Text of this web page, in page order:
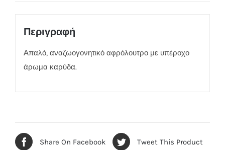
Περιγραφή
Απαλό, αναζωογονητικό αφρόλουτρο με υπέροχο
άρωμα καρύδα.
Share On Facebook Tweet This Product